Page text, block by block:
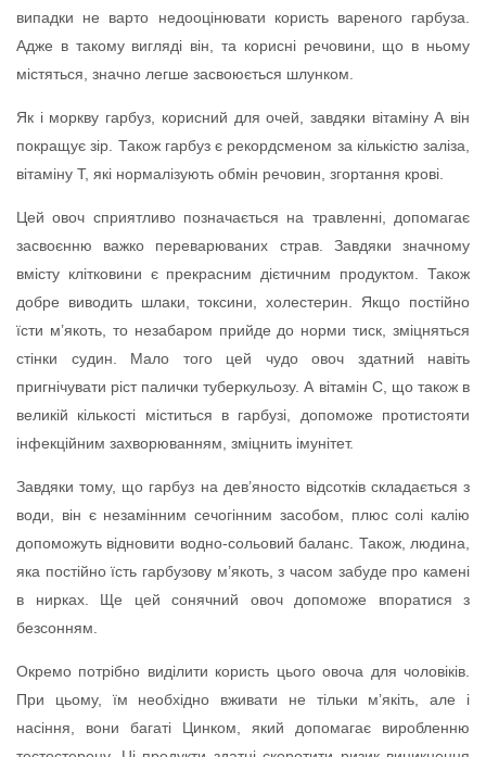
випадки не варто недооцінювати користь вареного гарбуза.
Адже в такому вигляді він, та корисні речовини, що в ньому
містяться, значно легше засвоюється шлунком.
Як і моркву гарбуз, корисний для очей, завдяки вітаміну А він
покращує зір. Також гарбуз є рекордсменом за кількістю заліза,
вітаміну Т, які нормалізують обмін речовин, згортання крові.
Цей овоч сприятливо позначається на травленні, допомагає
засвоєнню важко переварюваних страв. Завдяки значному
вмісту клітковини є прекрасним дієтичним продуктом. Також
добре виводить шлаки, токсини, холестерин. Якщо постійно
їсти м’якоть, то незабаром прийде до норми тиск, зміцняться
стінки судин. Мало того цей чудо овоч здатний навіть
пригнічувати ріст палички туберкульозу. А вітамін С, що також в
великій кількості міститься в гарбузі, допоможе протистояти
інфекційним захворюванням, зміцнить імунітет.
Завдяки тому, що гарбуз на дев’яносто відсотків складається з
води, він є незамінним сечогінним засобом, плюс солі калію
допоможуть відновити водно-сольовий баланс. Також, людина,
яка постійно їсть гарбузову м’якоть, з часом забуде про камені
в нирках. Ще цей сонячний овоч допоможе впоратися з
безсонням.
Окремо потрібно виділити користь цього овоча для чоловіків.
При цьому, їм необхідно вживати не тільки м’якіть, але і
насіння, вони багаті Цинком, який допомагає виробленню